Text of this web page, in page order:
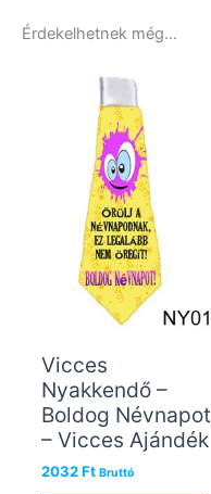
Érdekelhetnek még…
Vicces
Nyakkendő –
Boldog Névnapot
– Vicces Ajándék
2032Ft Bruttó